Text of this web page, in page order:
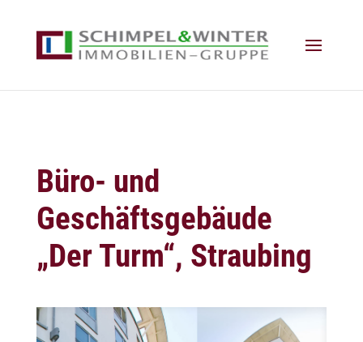
Büro- und
Geschäftsgebäude
„Der Turm“, Straubing